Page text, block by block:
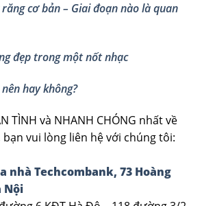
cơ bản – Giai đoạn nào là quan
đẹp trong một nốt nhạc
hay không?
TÌNH và NHANH CHÓNG nhất về
vui lòng liên hệ với chúng tôi:
nhà Techcombank, 73 Hoàng
Nội